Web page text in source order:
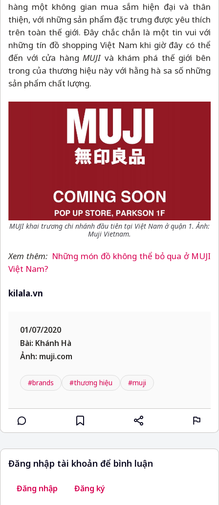
hàng một không gian mua sắm hiện đại và thân
thiện, với những sản phẩm đặc trưng được yêu thích
trên toàn thế giới. Đây chắc chắn là một tin vui với
những tín đồ shopping Việt Nam khi giờ đây có thể
đến với cửa hàngMUJIvà khám phá thế giới bên
trong của thương hiệu này với hằng hà sa số những
sản phẩm chất lượng.
MUJI khai trương chi nhánh đầu tiên tại Việt Nam ở quận 1. Ảnh:
Muji Vietnam.
Xem thêm: Những món đồ không thể bỏ qua ở MUJI
Việt Nam?
kilala.vn
01/07/2020
Bài: Khánh Hà
Ảnh: muji.com
#brands #thương hiệu #muji
Đăng nhập tài khoản để bình luận
Đăng nhập Đăng ký